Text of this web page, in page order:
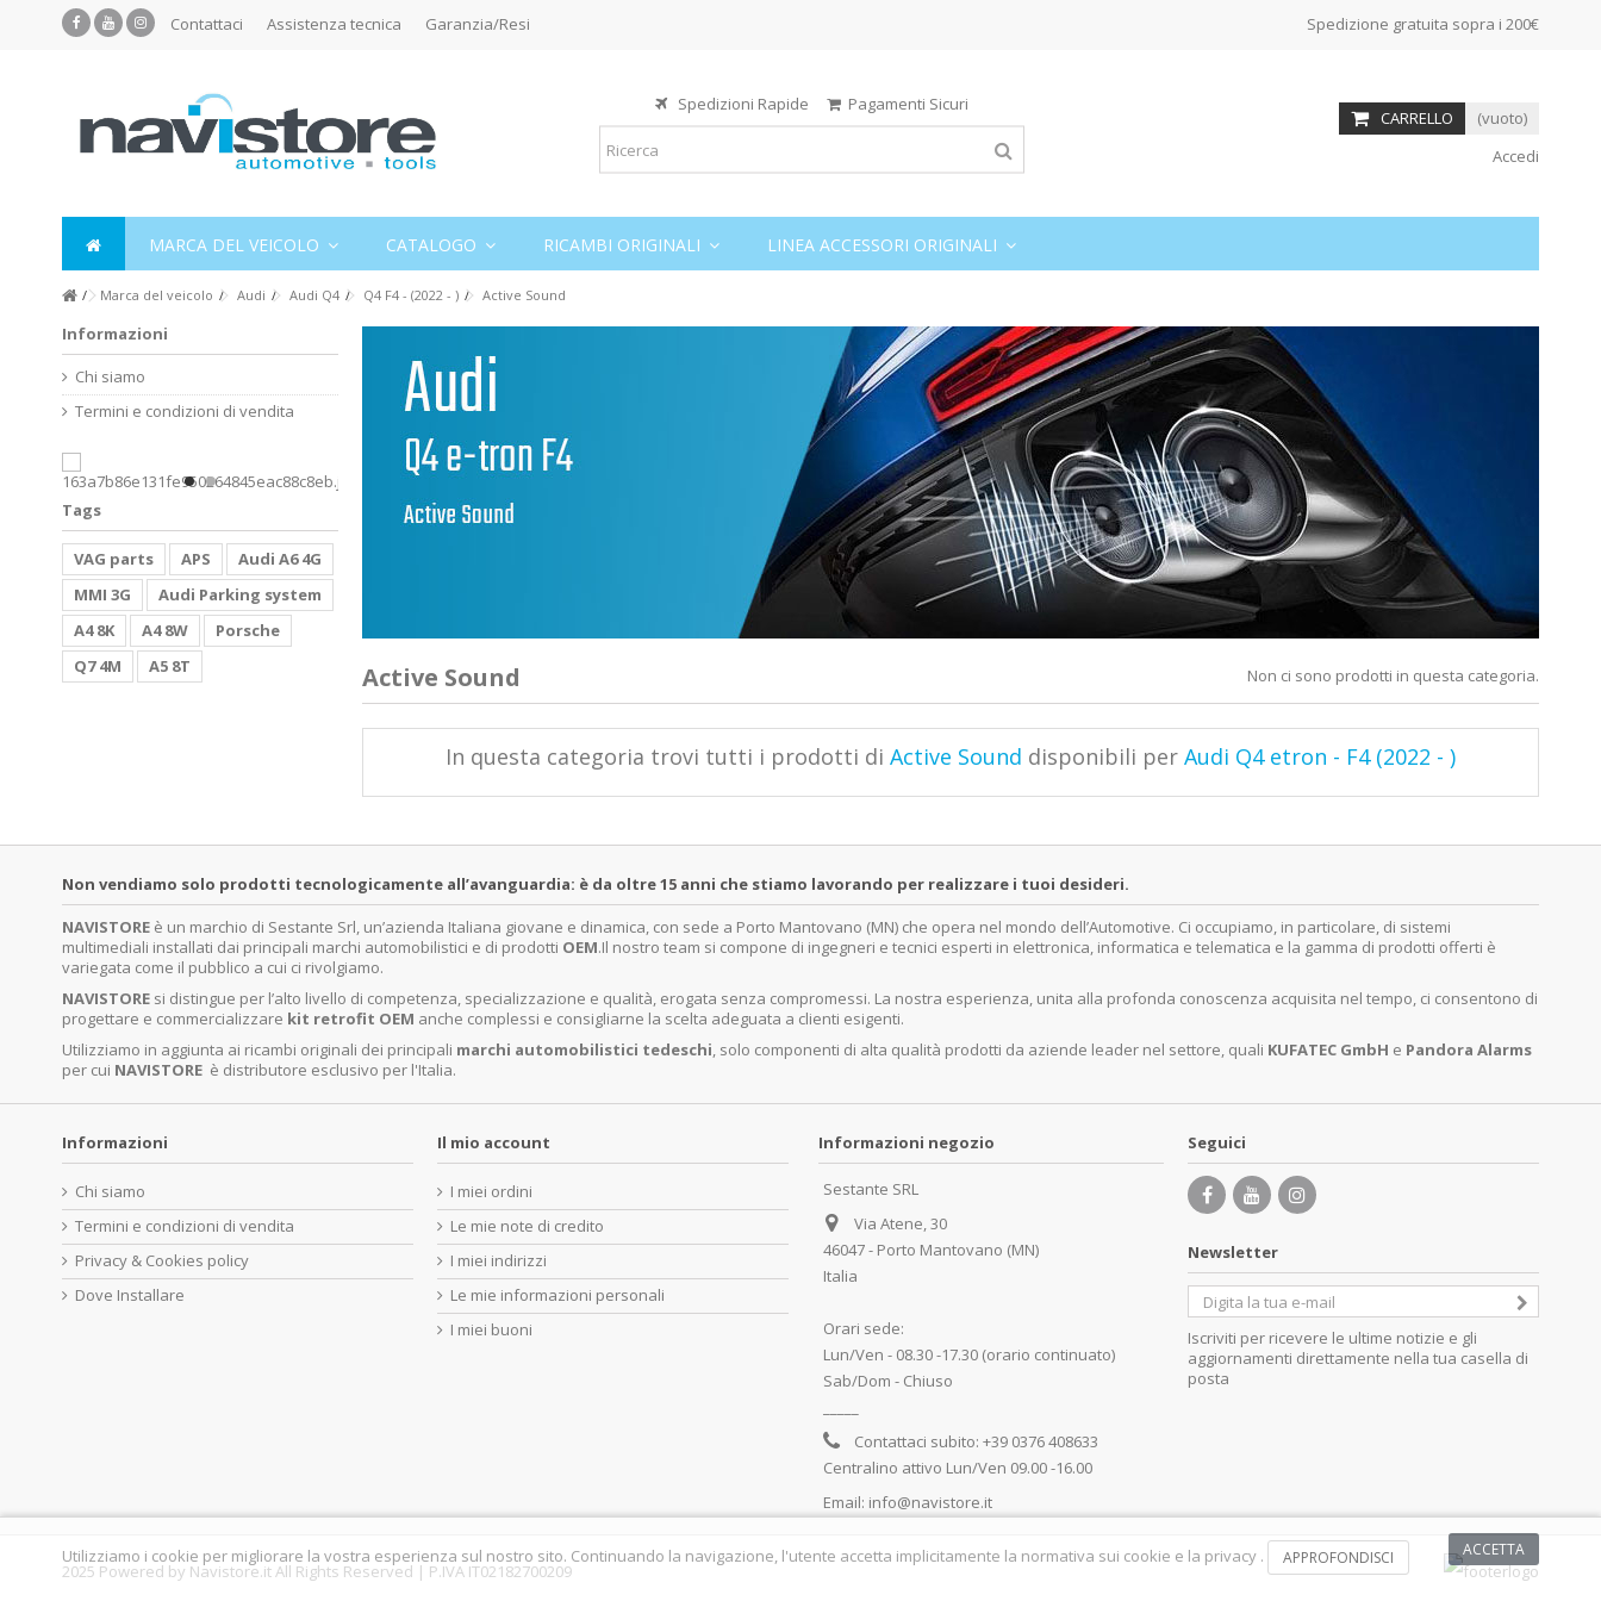
Contattaci Assistenza tecnica Garanzia/Resi Spedizione gratuita sopra i 200€
Spedizioni Rapide Pagamenti Sicuri
CARRELLO
(vuoto)
Accedi
MARCA DEL VEICOLO CATALOGO RICAMBI ORIGINALI LINEA ACCESSORI ORIGINALI
Marca del veicolo Audi Audi Q4 Q4 F4 - (2022 - ) Active Sound
Active Sound Non ci sono prodotti in questa categoria.
In questa categoria trovi tutti i prodotti di Active Sound disponibili per Audi Q4 etron - F4 (2022 - )
Informazioni
Chi siamo
Termini e condizioni di vendita
Tags
VAG parts APS
Audi A6 4G
MMI 3G
Audi Parking system
A4 8K
A4 8W
Porsche
Q7 4M
A5 8T
Non vendiamo solo prodotti tecnologicamente all’avanguardia: è da oltre 15 anni che stiamo lavorando per realizzare i tuoi desideri.
NAVISTORE è un marchio di Sestante Srl, un’azienda Italiana giovane e dinamica, con sede a Porto Mantovano (MN) che opera nel mondo dell’Automotive. Ci occupiamo, in particolare, di sistemi
multimediali installati dai principali marchi automobilistici e di prodotti OEM.Il nostro team si compone di ingegneri e tecnici esperti in elettronica, informatica e telematica e la gamma di prodotti offerti è
variegata come il pubblico a cui ci rivolgiamo.
NAVISTORE si distingue per l’alto livello di competenza, specializzazione e qualità, erogata senza compromessi. La nostra esperienza, unita alla profonda conoscenza acquisita nel tempo, ci consentono di
progettare e commercializzare kit retrofit OEM anche complessi e consigliarne la scelta adeguata a clienti esigenti.
Utilizziamo in aggiunta ai ricambi originali dei principali marchi automobilistici tedeschi, solo componenti di alta qualità prodotti da aziende leader nel settore, quali KUFATEC GmbH e Pandora Alarms
per cui NAVISTORE è distributore esclusivo per l'Italia.
Informazioni
Chi siamo
Termini e condizioni di vendita
Privacy & Cookies policy
Dove Installare
Il mio account
I miei ordini
Le mie note di credito
I miei indirizzi
Le mie informazioni personali
I miei buoni
Informazioni negozio
Sestante SRL
Via Atene, 30
46047 - Porto Mantovano (MN)
Italia
Orari sede:
Lun/Ven - 08.30 -17.30 (orario continuato)
Sab/Dom - Chiuso
Contattaci subito: +39 0376 408633
Centralino attivo Lun/Ven 09.00 -16.00
Email: info@navistore.it
Seguici
Newsletter
Iscriviti per ricevere le ultime notizie e gli
aggiornamenti direttamente nella tua casella di
posta
2025 Powered by Navistore.it All Rights Reserved | P.IVA IT02182700209
ACCETTA
Utilizziamo i cookie per migliorare la vostra esperienza sul nostro sito. Continuando la navigazione, l'utente accetta implicitamente la normativa sui cookie e la privacy . APPROFONDISCI